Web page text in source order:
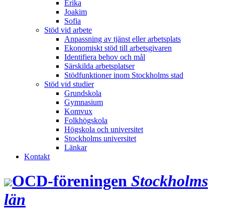
Erika
Joakim
Sofia
Stöd vid arbete
Anpassning av tjänst eller arbetsplats
Ekonomiskt stöd till arbetsgivaren
Identifiera behov och mål
Särskilda arbetsplatser
Stödfunktioner inom Stockholms stad
Stöd vid studier
Grundskola
Gymnasium
Komvux
Folkhögskola
Högskola och universitet
Stockholms universitet
Länkar
Kontakt
OCD‑föreningen Stockholms
län